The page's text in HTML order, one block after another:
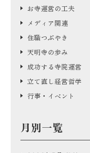
お寺運営の工夫
メディア関連
住職つぶやき
天明寺の歩み
成功する寺院運営
立て直し経営哲学
行事・イベント
月別一覧